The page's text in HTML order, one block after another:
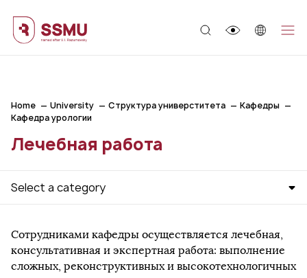
Home University Структура универститета
Кафедры
Кафедра урологии
Лечебная работа
Select a category
Сотрудниками кафедры осуществляется лечебная,
консультативная и экспертная работа: выполнение
сложных, реконструктивных и высокотехнологичных